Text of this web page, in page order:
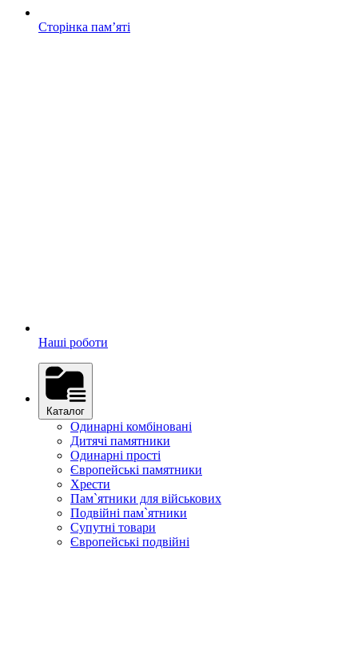
Сторінка памʼяті
Наші роботи
Каталог
Одинарні комбіновані
Дитячі памятники
Одинарні прості
Європейські памятники
Хрести
Пам`ятники для військових
Подвійні пам`ятники
Супутні товари
Європейські подвійні